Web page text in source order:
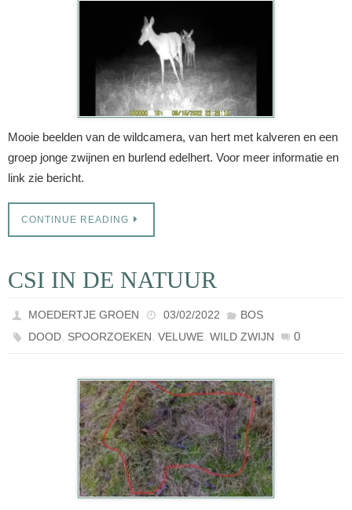
Mooie beelden van de wildcamera, van hert met kalveren en een
groep jonge zwijnen en burlend edelhert. Voor meer informatie en
link zie bericht.
CONTINUE READING
CSI IN DE NATUUR
MOEDERTJE GROEN 03/02/2022
BOS
DOOD, SPOORZOEKEN,VELUWE,WILD ZWIJN 0